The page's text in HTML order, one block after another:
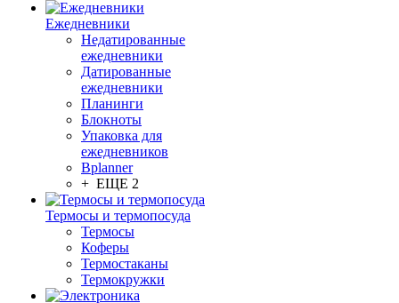
Ежедневники
Недатированные
ежедневники
Датированные
ежедневники
Планинги
Блокноты
Упаковка для
ежедневников
Bplanner
+ ЕЩЕ 2
Термосы и термопосуда
Термосы
Коферы
Термостаканы
Термокружки